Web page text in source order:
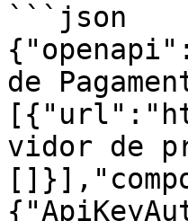
```json
de
vidor de